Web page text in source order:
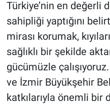
Türkiye’nin en değerli
sahipliği yaptığını
mirası korumak,
sağlıklı bir şekilde
gücümüzle
ve İzmir Büyükşehir
katkılarıyla önemli bir